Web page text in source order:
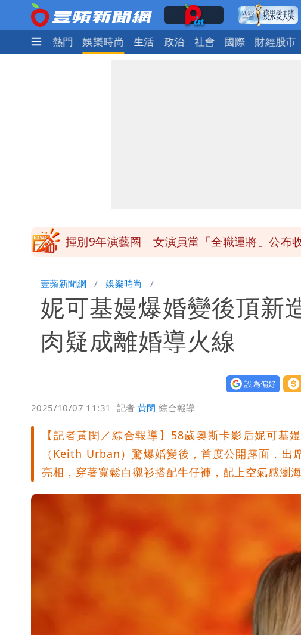
焦點 熱門 娛樂時尚 生活 政治 社會 國際 財經股市
揮別9年演藝圈 女演員當「全職運將」公布
白海豚發威！內褲掛陽台被吹走 議員神回1
白海豚不放假「跟巴威差別在這裡」 蔣萬安
壹蘋新聞網 娛樂時尚
妮可基嫚爆婚變後頂
肉疑成離婚導火線
設為偏好 贊
2025/10/07 11:31 記者黃閔 綜合報導
【記者黃閔／綜合報導】58歲奧斯卡影后妮可
（Keith Urban）驚爆婚變後，首度公開露面，
亮相，穿著寬鬆白襯衫搭配牛仔褲，配上空氣感瀏